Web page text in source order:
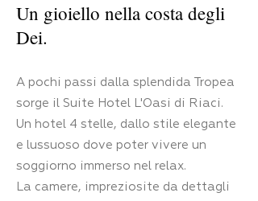
Un gioiello nella costa degli
Dei.
A pochi passi dalla splendida Tropea
sorge il Suite Hotel L'Oasi di Riaci.
Un hotel 4 stelle, dallo stile elegante
e lussuoso dove poter vivere un
soggiorno immerso nel relax.
La camere, impreziosite da dettagli